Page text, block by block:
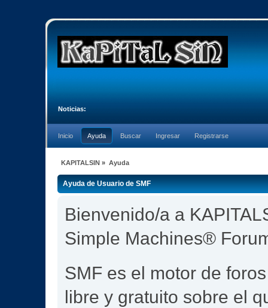
Noticias:
Inicio Ayuda Buscar Ingresar Registrarse
KAPITALSIN » Ayuda
Ayuda de Usuario de SMF
Bienvenido/a a
Simple Machines®
SMF es el motor de
libre y gratuito sobre el